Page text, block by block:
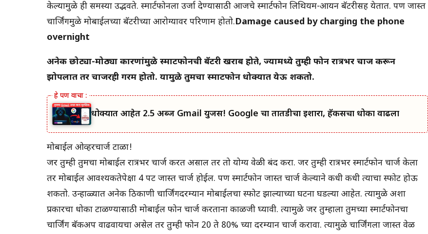
केल्यामुळे ही समस्या उद्भवते. स्मार्टफोनला उर्जा देण्यासाठी आजचे स्मार्टफोन लिथियम-आयन बॅटरीसह येतात. पण जास्त
चार्जिंगमुळे मोबाईलच्या बॅटरीच्या आरोग्यावर परिणाम होतो.Damage caused by charging the phone
overnight
अनेक छोट्या-मोठ्या कारणांमुळे स्मार्टफोनची बॅटरी खराब होते, ज्यामध्ये तुम्ही फोन रात्रभर चार्ज करून
झोपलात तर चार्जरही गरम होतो. यामुळे तुमचा स्मार्टफोन धोक्यात येऊ शकतो.
धोक्यात आहेत 2.5 अब्ज Gmail युजर्स! Google चा तातडीचा इशारा, हॅकर्सचा धोका वाढला
मोबाईल ओव्हरचार्ज टाळा!
जर तुम्ही तुमचा मोबाईल रात्रभर चार्ज करत असाल तर तो योग्य वेळी बंद करा. जर तुम्ही रात्रभर स्मार्टफोन चार्ज केला
तर मोबाईल आवश्यकतेपेक्षा 4 पट जास्त चार्ज होईल. पण स्मार्टफोन जास्त चार्ज केल्याने कधी कधी त्याचा स्फोट होऊ
शकतो. उन्हाळ्यात अनेक ठिकाणी चार्जिंगदरम्यान मोबाईलचा स्फोट झाल्याच्या घटना घडल्या आहेत. त्यामुळे अशा
प्रकारचा धोका टाळण्यासाठी मोबाईल फोन चार्ज करताना काळजी घ्यावी. त्यामुळे जर तुम्हाला तुमच्या स्मार्टफोनचा
चार्जिंग बॅकअप वाढवायचा असेल तर तुम्ही फोन 20 ते 80% च्या दरम्यान चार्ज करावा. त्यामुळे चार्जिंगला जास्त वेळ